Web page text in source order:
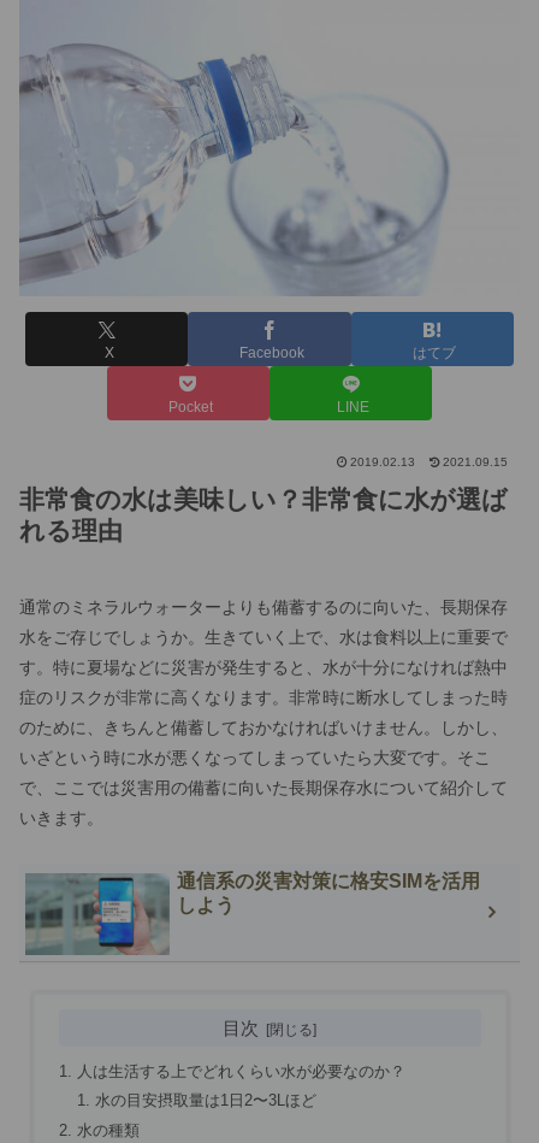
X Facebook はてブ
Pocket LINE
2019.02.13 2021.09.15
非常食の水は美味しい？非常食に水が選ば
れる理由
通常のミネラルウォーターよりも備蓄するのに向いた、長期保存
水をご存じでしょうか。生きていく上で、水は食料以上に重要で
す。特に夏場などに災害が発生すると、水が十分になければ熱中
症のリスクが非常に高くなります。非常時に断水してしまった時
のために、きちんと備蓄しておかなければいけません。しかし、
いざという時に水が悪くなってしまっていたら大変です。そこ
で、ここでは災害用の備蓄に向いた長期保存水について紹介して
いきます。
通信系の災害対策に格安SIMを活用
しよう
目次
人は生活する上でどれくらい水が必要なのか？
水の目安摂取量は1日2〜3Lほど
水の種類